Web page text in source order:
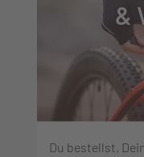
&
Du bestellst,